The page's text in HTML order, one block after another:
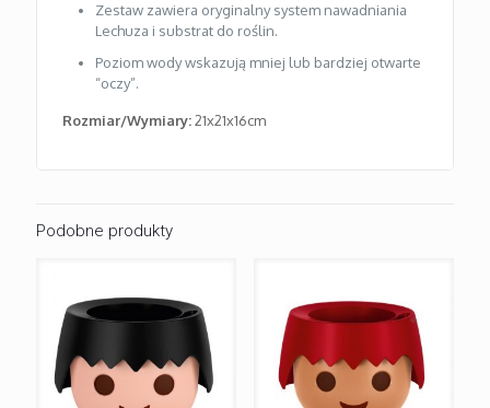
Zestaw zawiera oryginalny system nawadniania
Lechuza i substrat do roślin.
Poziom wody wskazują mniej lub bardziej otwarte
“oczy”.
Rozmiar/Wymiary:21x21x16cm
Podobne produkty